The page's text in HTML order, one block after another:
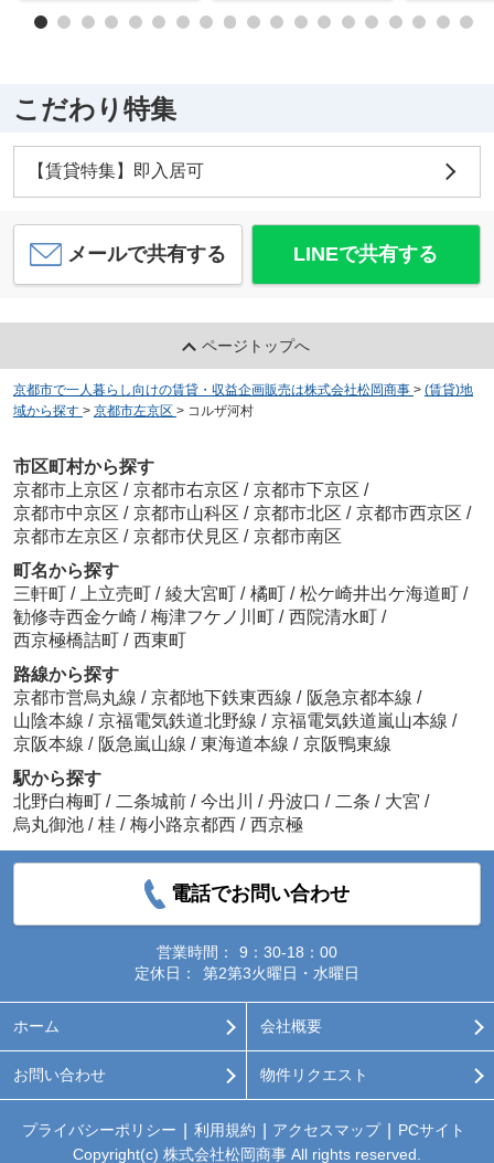
こだわり特集
【賃貸特集】即入居可
メールで共有する LINEで共有する
ページトップへ
京都市で一人暮らし向けの賃貸・収益企画販売は株式会社松岡商事 > (賃貸)地
域から探す > 京都市左京区 > コルザ河村
市区町村から探す
京都市上京区 / 京都市右京区 / 京都市下京区 /
京都市中京区 / 京都市山科区 / 京都市北区 / 京都市西京区 /
京都市左京区 / 京都市伏見区 / 京都市南区
町名から探す
三軒町 / 上立売町 / 綾大宮町 / 橘町 / 松ケ崎井出ケ海道町 /
勧修寺西金ケ崎 / 梅津フケノ川町 / 西院清水町 /
西京極橋詰町 / 西東町
路線から探す
京都市営烏丸線 / 京都地下鉄東西線 / 阪急京都本線 /
山陰本線 / 京福電気鉄道北野線 / 京福電気鉄道嵐山本線 /
京阪本線 / 阪急嵐山線 / 東海道本線 / 京阪鴨東線
駅から探す
北野白梅町 / 二条城前 / 今出川 / 丹波口 / 二条 / 大宮 /
烏丸御池 / 桂 / 梅小路京都西 / 西京極
電話でお問い合わせ
営業時間：
9：30-18：00
定休日：
第2第3火曜日・水曜日
ホーム 会社概要
お問い合わせ 物件リクエスト
プライバシーポリシー 利用規約 アクセスマップ
PCサイト
Copyright(c) 株式会社松岡商事 All rights reserved.